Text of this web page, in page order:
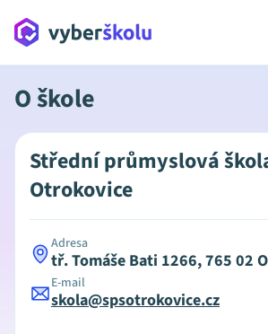
O škole
Střední průmyslová
Otrokovice
Adresa
tř. Tomáše Bati 1266, 765 02
E-mail
skola@spsotrokovice.cz